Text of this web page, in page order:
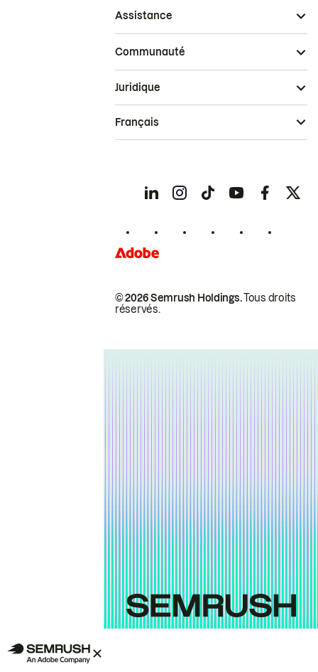
Assistance
Communauté
© 2026 Semrush Holdings.Tous droits
réservés.
Juridique
Français